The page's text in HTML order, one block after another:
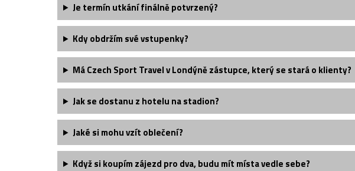
Je termín utkání finálně potvrzený?
Kdy obdržím své vstupenky?
Má Czech Sport Travel v Londýně zástupce, který se stará o klienty?
Jak se dostanu z hotelu na stadion?
Jaké si mohu vzít oblečení?
Když si koupím zájezd pro dva, budu mít místa vedle sebe?